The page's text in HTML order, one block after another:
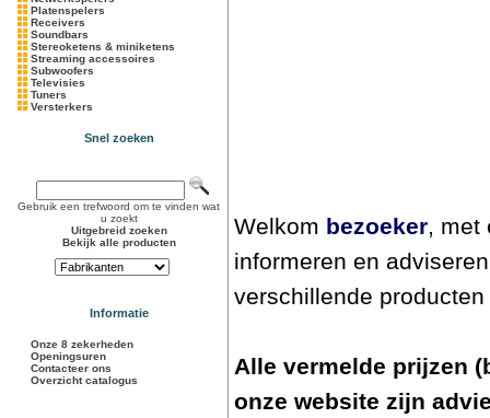
Platenspelers
Receivers
Soundbars
Stereoketens & miniketens
Streaming accessoires
Subwoofers
Televisies
Tuners
Versterkers
Snel zoeken
Gebruik een trefwoord om te vinden wat
u zoekt
Uitgebreid zoeken
Bekijk alle producten
Informatie
Onze 8 zekerheden
Openingsuren
Contacteer ons
Overzicht catalogus
Welkom bezoeker, met
informeren en
verschillende
Alle vermelde prijzen
onze website zijn